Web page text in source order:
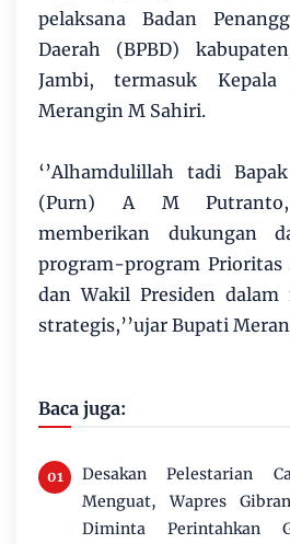
pelaksana Badan
Daerah (BPBD)
Jambi, termasuk Kepala
Merangin M Sahiri.
‘’Alhamdulillah tadi
(Purn) A M
memberikan dukungan
program-program Prioritas
dan Wakil Presiden dalam
strategis,’’ujar Bupati
Baca juga:
Desakan Pelestarian
Menguat, Wapres
Diminta Perintahkan